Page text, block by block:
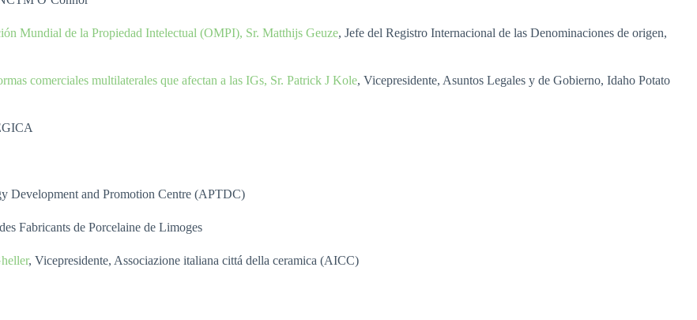
Mundial de la Propiedad Intelectual (OMPI), Sr. Matthijs Geuze, Jefe del Registro Internacional de las Denominaciones de origen,
comerciales multilaterales que afectan a las IGs, Sr. Patrick J Kole, Vicepresidente, Asuntos Legales y de Gobierno, Idaho Potato
Development and Promotion Centre (APTDC)
Fabricants de Porcelaine de Limoges
, Vicepresidente, Associazione italiana cittá della ceramica (AICC)